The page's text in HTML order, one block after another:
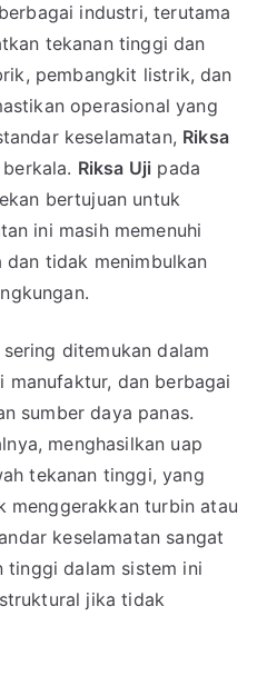
industri, terutama
tekanan tinggi dan
pembangkit listrik, dan
operasional yang
keselamatan, Riksa
Riksa Uji pada
bertujuan untuk
ini masih memenuhi
dan tidak menimbulkan
sering ditemukan dalam
dan berbagai
sumber daya panas.
menghasilkan uap
tekanan tinggi, yang
menggerakkan turbin atau
keselamatan sangat
tinggi dalam sistem ini
jika tidak